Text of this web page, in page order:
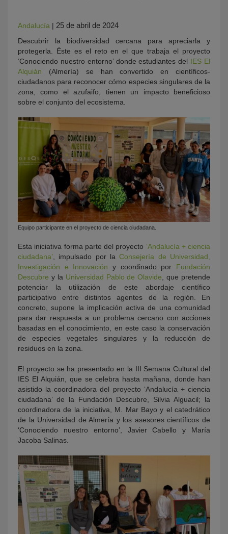
Andalucía | 25 de abril de 2024
Descubrir la biodiversidad cercana para apreciarla y
protegerla. Éste es el reto en el que trabaja el proyecto
‘Conociendo nuestro entorno’ donde estudiantes del IES El
Alquián (Almería) se han convertido en científicos-
ciudadanos para reconocer cómo especies singulares de la
zona, como el azufaifo, tienen un impacto beneficioso
sobre el conjunto del ecosistema.
Equipo participante en el proyecto de ciencia ciudadana.
Esta iniciativa forma parte del proyecto ‘Andalucía + ciencia
ciudadana’ , impulsado por laConsejería de Universidad,
Investigación e Innovación y coordinado por Fundación
Descubre y la Universidad Pablo de Olavide , que pretende
potenciar la utilización de este abordaje científico
participativo entre distintos agentes de la región. En
concreto, supone la implicación activa de una comunidad
para dar respuesta a un problema cercano con acciones
basadas en el conocimiento, en este caso la conservación
de especies vegetales singulares y la reducción de
residuos en la zona.
El proyecto se ha presentado en la III Semana Cultural del
IES El Alquián, que se celebra hasta mañana, donde han
asistido la coordinadora del proyecto ‘Andalucía + ciencia
ciudadana’ de la Fundación Descubre, Silvia Alguacil; la
coordinadora de la iniciativa, M. Mar Bayo y el catedrático
de la Universidad de Almería y los asesores científicos de
‘Conociendo nuestro entorno’, Javier Cabello y María
Jacoba Salinas.